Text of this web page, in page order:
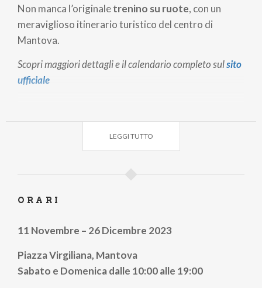
Non manca l’originaletrenino su ruote, con un
meraviglioso itinerario turistico del centro di
Mantova.
Scopri maggiori dettagli e il calendario completo sulsito
ufficiale
PH: MERCATINIDINATALEMANTOVA.IT
LEGGI TUTTO
ORARI
11 Novembre – 26 Dicembre 2023
Piazza Virgiliana, Mantova
Sabato e Domenica dalle 10:00 alle 19:00